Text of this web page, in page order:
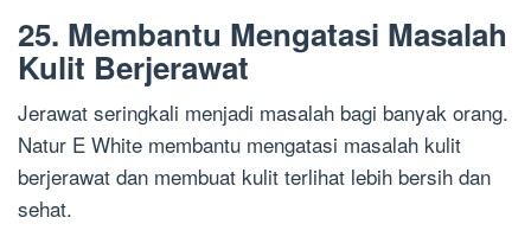
25. Membantu Mengatasi Masalah
Kulit Berjerawat
Jerawat seringkali menjadi masalah bagi banyak orang.
Natur E White membantu mengatasi masalah kulit
berjerawat dan membuat kulit terlihat lebih bersih dan
sehat.